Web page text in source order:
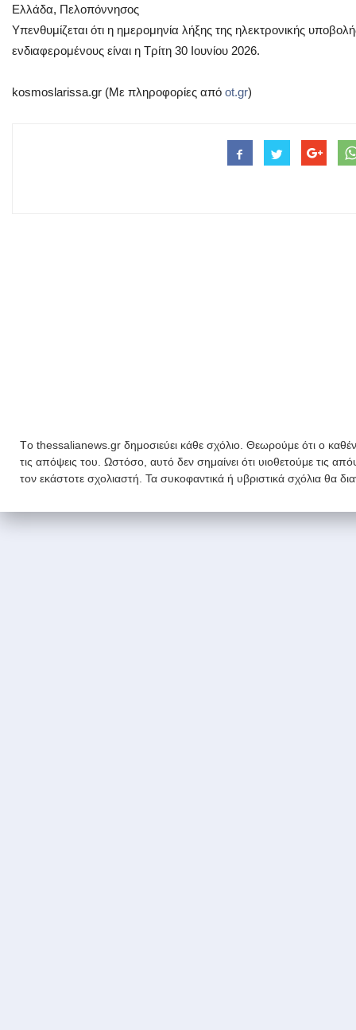
Ελλάδα, Πελοπόννησος
Υπενθυμίζεται ότι η ημερομηνία λήξης της ηλεκτρονικής
ενδιαφερομένους είναι η Τρίτη 30 Ιουνίου 2026.
kosmoslarissa.gr (Mε πληροφορίες από ot.gr)
Tο thessalianews.gr δημοσιεύει κάθε σχόλιο. Θεωρούμε ότι ο
τις απόψεις του. Ωστόσο, αυτό δεν σημαίνει ότι υιοθετούμε τις
τον εκάστοτε σχολιαστή. Τα συκοφαντικά ή υβριστικά σχόλια θα